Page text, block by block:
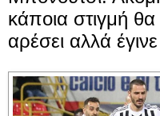
κάποια στιγμή
αρέσει αλλά έγινε